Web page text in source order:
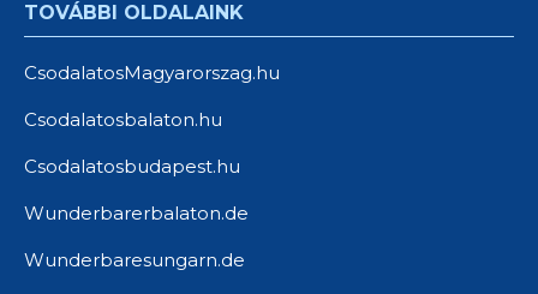
TOVÁBBI OLDALAINK
CsodalatosMagyarorszag.hu
Csodalatosbalaton.hu
Csodalatosbudapest.hu
Wunderbarerbalaton.de
Wunderbaresungarn.de